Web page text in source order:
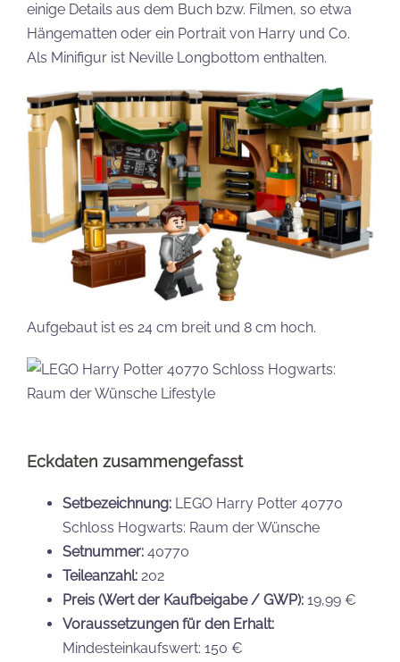
einige Details aus dem Buch bzw. Filmen, so etwa
Hängematten oder ein Portrait von Harry und Co.
Als Minifigur ist Neville Longbottom enthalten.
Aufgebaut ist es 24 cm breit und 8 cm hoch.
Eckdaten zusammengefasst
Setbezeichnung: LEGO Harry Potter 40770
Schloss Hogwarts: Raum der Wünsche
Setnummer: 40770
Teileanzahl: 202
Preis (Wert der Kaufbeigabe / GWP): 19,99 €
Voraussetzungen für den Erhalt:
Mindesteinkaufswert: 150 €